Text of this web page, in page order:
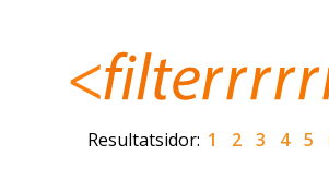
Resultatsidor: 1 2 3 4 5